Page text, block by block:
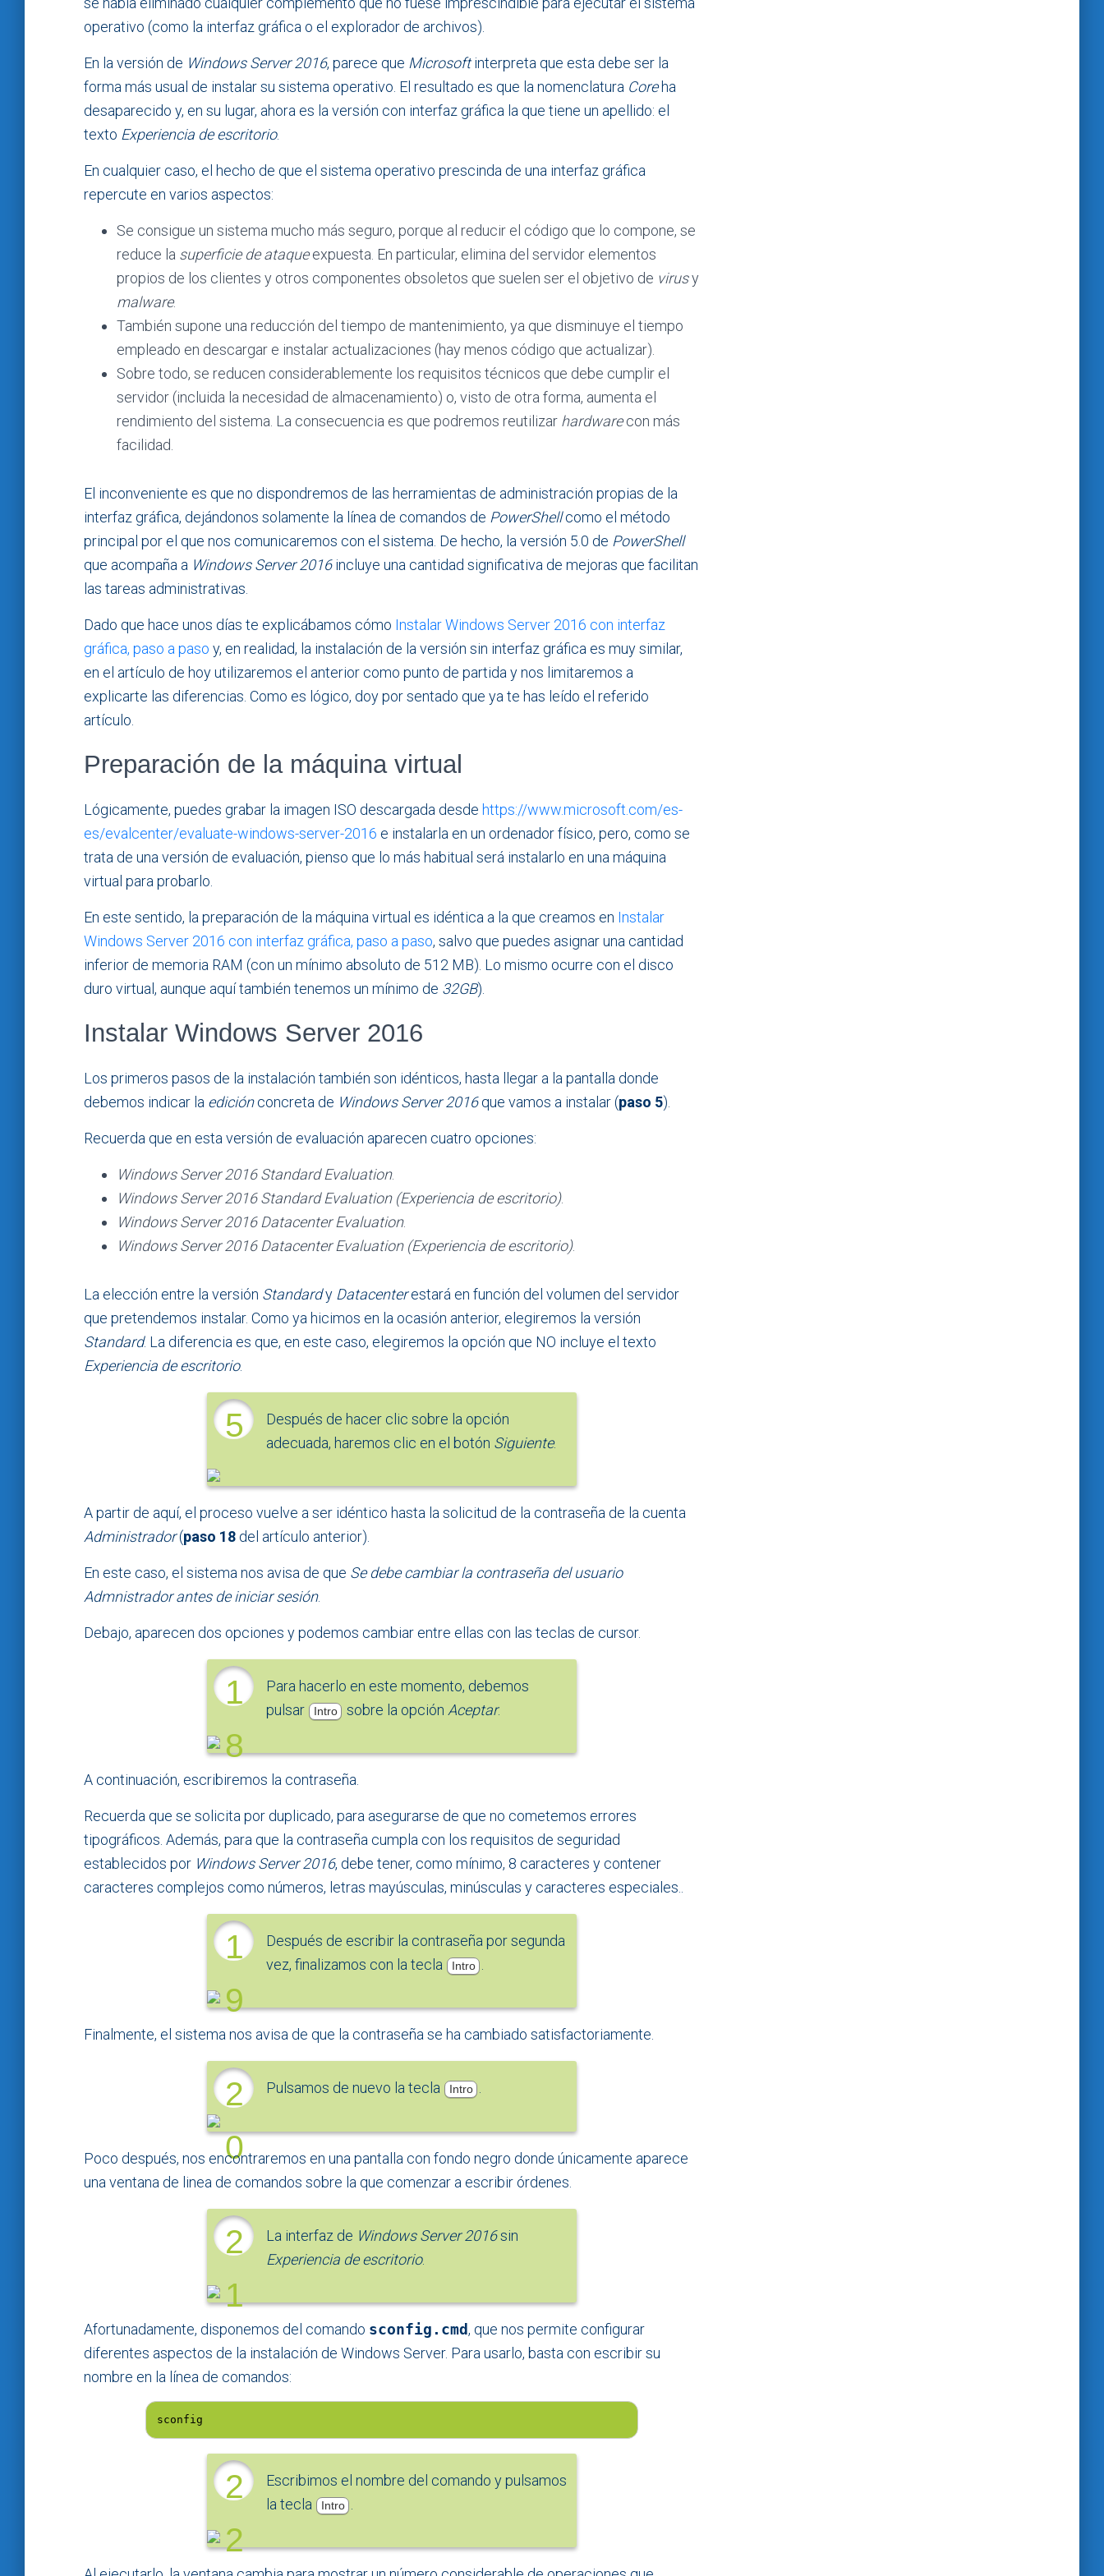
operativo (como la interfaz gráfica o el explorador de archivos).
En la versión de Windows Server 2016, parece que Microsoftinterpreta que esta debe ser la
forma más usual de instalar su sistema operativo. El resultado es que la nomenclatura Coreha
desaparecido y, en su lugar, ahora es la versión con interfaz gráfica la que tiene un apellido: el
texto Experiencia de escritorio.
En cualquier caso, el hecho de que el sistema operativo prescinda de una interfaz gráfica
repercute en varios aspectos:
Se consigue un sistema mucho más seguro, porque al reducir el código que lo compone, se
reduce la superficie de ataqueexpuesta. En particular, elimina del servidor elementos
propios de los clientes y otros componentes obsoletos que suelen ser el objetivo de virusy
malware.
También supone una reducción del tiempo de mantenimiento, ya que disminuye el tiempo
empleado en descargar e instalar actualizaciones (hay menos código que actualizar).
Sobre todo, se reducen considerablemente los requisitos técnicos que debe cumplir el
servidor (incluida la necesidad de almacenamiento) o, visto de otra forma, aumenta el
rendimiento del sistema. La consecuencia es que podremos reutilizar hardwarecon más
facilidad.
El inconveniente es que no dispondremos de las herramientas de administración propias de la
interfaz gráfica, dejándonos solamente la línea de comandos de PowerShellcomo el método
principal por el que nos comunicaremos con el sistema. De hecho, la versión 5.0 de PowerShell
que acompaña a Windows Server 2016incluye una cantidad significativa de mejoras que facilitan
las tareas administrativas.
Dado que hace unos días te explicábamos cómo Instalar Windows Server 2016 con interfaz
gráfica, paso a paso y, en realidad, la instalación de la versión sin interfaz gráfica es muy similar,
en el artículo de hoy utilizaremos el anterior como punto de partida y nos limitaremos a
explicarte las diferencias. Como es lógico, doy por sentado que ya te has leído el referido
artículo.
Preparación de la máquina virtual
Lógicamente, puedes grabar la imagen ISO descargada desde https://www.microsoft.com/es-
es/evalcenter/evaluate-windows-server-2016 e instalarla en un ordenador físico, pero, como se
trata de una versión de evaluación, pienso que lo más habitual será instalarlo en una máquina
virtual para probarlo.
En este sentido, la preparación de la máquina virtual es idéntica a la que creamos en Instalar
Windows Server 2016 con interfaz gráfica, paso a paso, salvo que puedes asignar una cantidad
inferior de memoria RAM (con un mínimo absoluto de 512 MB). Lo mismo ocurre con el disco
duro virtual, aunque aquí también tenemos un mínimo de 32GB).
Instalar Windows Server 2016
Los primeros pasos de la instalación también son idénticos, hasta llegar a la pantalla donde
debemos indicar la ediciónconcreta de Windows Server 2016que vamos a instalar (paso 5).
Recuerda que en esta versión de evaluación aparecen cuatro opciones:
Windows Server 2016 Standard Evaluation.
Windows Server 2016 Standard Evaluation (Experiencia de escritorio).
Windows Server 2016 Datacenter Evaluation.
Windows Server 2016 Datacenter Evaluation (Experiencia de escritorio).
La elección entre la versión Standardy Datacenterestará en función del volumen del servidor
que pretendemos instalar. Como ya hicimos en la ocasión anterior, elegiremos la versión
Standard. La diferencia es que, en este caso, elegiremos la opción que NO incluye el texto
Experiencia de escritorio.
5
Después de hacer clic sobre la opción
adecuada, haremos clic en el botón Siguiente.
A partir de aquí, el proceso vuelve a ser idéntico hasta la solicitud de la contraseña de la cuenta
Administrador(paso 18 del artículo anterior).
En este caso, el sistema nos avisa de que Se debe cambiar la contraseña del usuario
Admnistrador antes de iniciar sesión.
Debajo, aparecen dos opciones y podemos cambiar entre ellas con las teclas de cursor.
1
8
Para hacerlo en este momento, debemos
pulsar
Intro sobre la opción Aceptar.
A continuación, escribiremos la contraseña.
Recuerda que se solicita por duplicado, para asegurarse de que no cometemos errores
tipográficos. Además, para que la contraseña cumpla con los requisitos de seguridad
establecidos por Windows Server 2016, debe tener, como mínimo, 8 caracteres y contener
caracteres complejos como números, letras mayúsculas, minúsculas y caracteres especiales..
1
9
Después de escribir la contraseña por segunda
vez, finalizamos con la tecla
Intro
Finalmente, el sistema nos avisa de que la contraseña se ha cambiado satisfactoriamente.
2
0
Pulsamos de nuevo la tecla Intro
Poco después, nos encontraremos en una pantalla con fondo negro donde únicamente aparece
una ventana de linea de comandos sobre la que comenzar a escribir órdenes.
2
1
La interfaz de Windows Server 2016sin
Experiencia de escritorio.
Afortunadamente, disponemos del comando sconfig.cmd, que nos permite configurar
diferentes aspectos de la instalación de Windows Server. Para usarlo, basta con escribir su
nombre en la línea de comandos:
sconfig
2
2
Escribimos el nombre del comando y pulsamos
la tecla
Intro